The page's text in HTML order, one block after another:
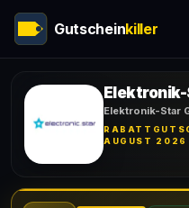
Gutscheinkiller
Elektronik-Star
AUGUST 2026